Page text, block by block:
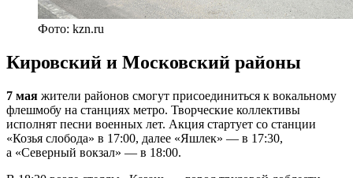
Фото: kzn.ru
Кировский и Московский районы
7 мая жители районов смогут присоединиться к вокальному
флешмобу на станциях метро. Творческие коллективы
исполнят песни военных лет. Акция стартует со станции
«Козья слобода» в 17:00, далее «Яшлек» — в 17:30,
а «Северный вокзал» — в 18:00.